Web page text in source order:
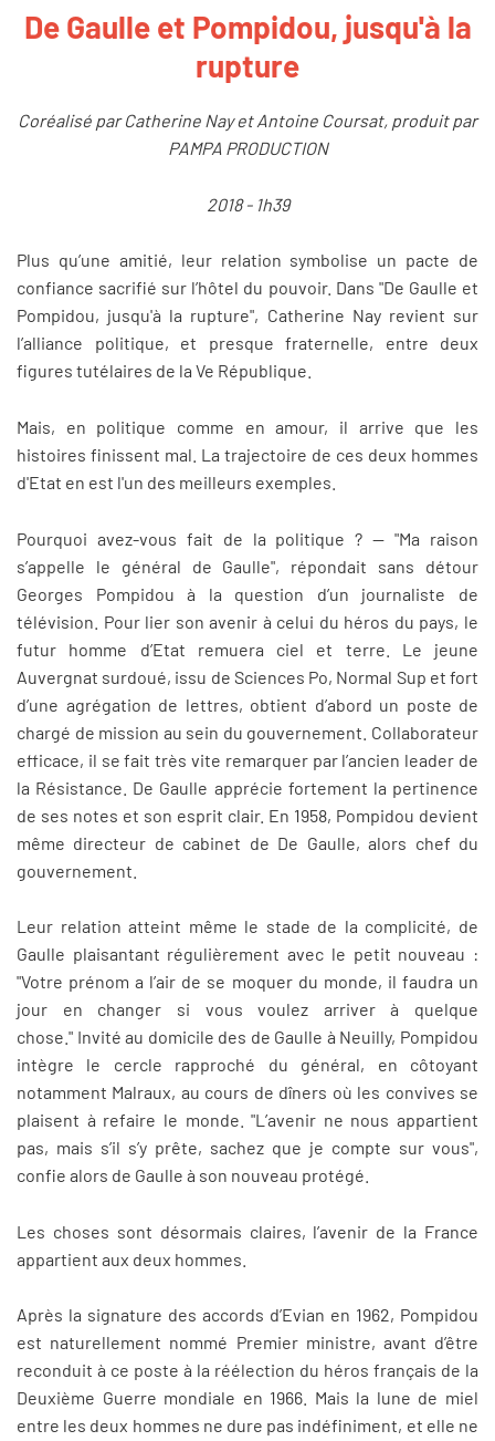
De Gaulle et Pompidou, jusqu'à la
rupture
Coréalisé par Catherine Nay et Antoine Coursat, produit par
PAMPA PRODUCTION
2018 - 1h39
Plus qu’une amitié, leur relation symbolise un pacte de
confiance sacrifié sur l’hôtel du pouvoir. Dans "De Gaulle et
Pompidou, jusqu'à la rupture", Catherine Nay revient sur
l’alliance politique, et presque fraternelle, entre deux
figures tutélaires de la Ve République.
Mais, en politique comme en amour, il arrive que les
histoires finissent mal. La trajectoire de ces deux hommes
d'Etat en est l'un des meilleurs exemples.
Pourquoi avez-vous fait de la politique ? — "Ma raison
s’appelle le général de Gaulle", répondait sans détour
Georges Pompidou à la question d’un journaliste de
télévision. Pour lier son avenir à celui du héros du pays, le
futur homme d’Etat remuera ciel et terre. Le jeune
Auvergnat surdoué, issu de Sciences Po, Normal Sup et fort
d’une agrégation de lettres, obtient d’abord un poste de
chargé de mission au sein du gouvernement. Collaborateur
efficace, il se fait très vite remarquer par l’ancien leader de
la Résistance. De Gaulle apprécie fortement la pertinence
de ses notes et son esprit clair. En 1958, Pompidou devient
même directeur de cabinet de De Gaulle, alors chef du
gouvernement.
Leur relation atteint même le stade de la complicité, de
Gaulle plaisantant régulièrement avec le petit nouveau :
"Votre prénom a l’air de se moquer du monde, il faudra un
jour en changer si vous voulez arriver à quelque
chose." Invité au domicile des de Gaulle à Neuilly, Pompidou
intègre le cercle rapproché du général, en côtoyant
notamment Malraux, au cours de dîners où les convives se
plaisent à refaire le monde. "L’avenir ne nous appartient
pas, mais s’il s’y prête, sachez que je compte sur vous",
confie alors de Gaulle à son nouveau protégé.
Les choses sont désormais claires, l’avenir de la France
appartient aux deux hommes.
Après la signature des accords d’Evian en 1962, Pompidou
est naturellement nommé Premier ministre, avant d’être
reconduit à ce poste à la réélection du héros français de la
Deuxième Guerre mondiale en 1966. Mais la lune de miel
entre les deux hommes ne dure pas indéfiniment, et elle ne